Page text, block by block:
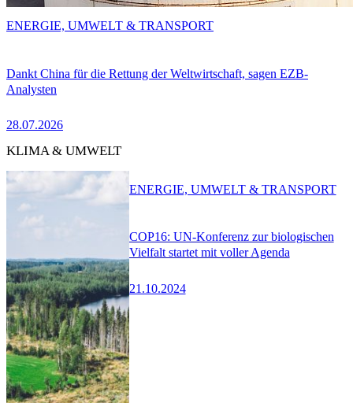
Dankt China für die Rettung der Weltwirtschaft, sagen EZB-
Analysten
28.07.2026
ENERGIE, UMWELT & TRANSPORT
KLIMA & UMWELT
COP16: UN-Konferenz zur biologischen
Vielfalt startet mit voller Agenda
21.10.2024
ENERGIE, UMWELT & TRANSPORT